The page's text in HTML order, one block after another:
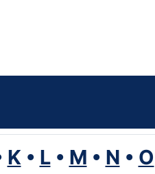
K• L• M • N • O